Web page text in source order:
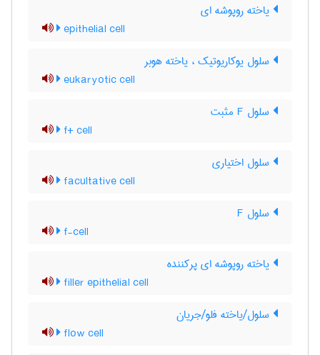
یاخته روپوشه ای
epithelial cell
سلول یوکاریوتیک ، یاخته هوبر
eukaryotic cell
سلول F مثبت
f+ cell
سلول اختیاری
facultative cell
سلول F
f-cell
یاخته روپوشه ای پرکننده
filler epithelial cell
سلول/یاخته فلو/جریان
flow cell